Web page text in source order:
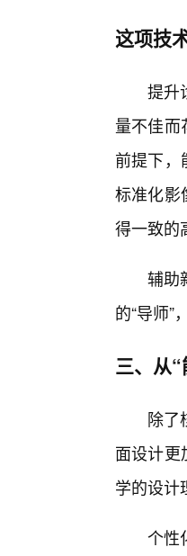
这项技
提升
量不佳而
前提下，
标准化影
得一致的
辅助
的“导师”
三、从
除了
面设计更
学的设计
个性